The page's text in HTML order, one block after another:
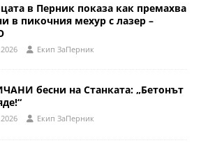
в Перник показа как премахва
в пикочния мехур с лазер –
Eкип ЗаПерник
бесни на Станката: „Бетонът
Eкип ЗаПерник